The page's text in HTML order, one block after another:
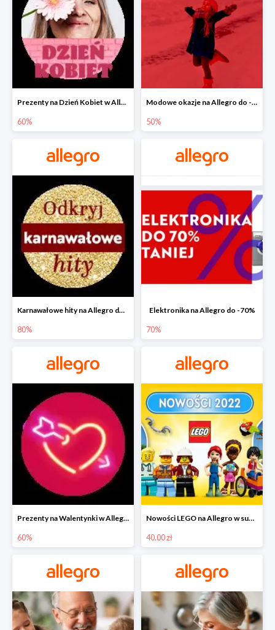
Prezenty na Dzień Kobiet w Allegro do -60%
60%
Modowe okazje na Allegro do -50%
50%
Karnawałowe hity na Allegro do -80%
80%
Elektronika na Allegro do -70%
70%
Prezenty na Walentynki w Allegro do -60%
60%
Nowości LEGO na Allegro w super cenach od 40 zł
40.00 zł